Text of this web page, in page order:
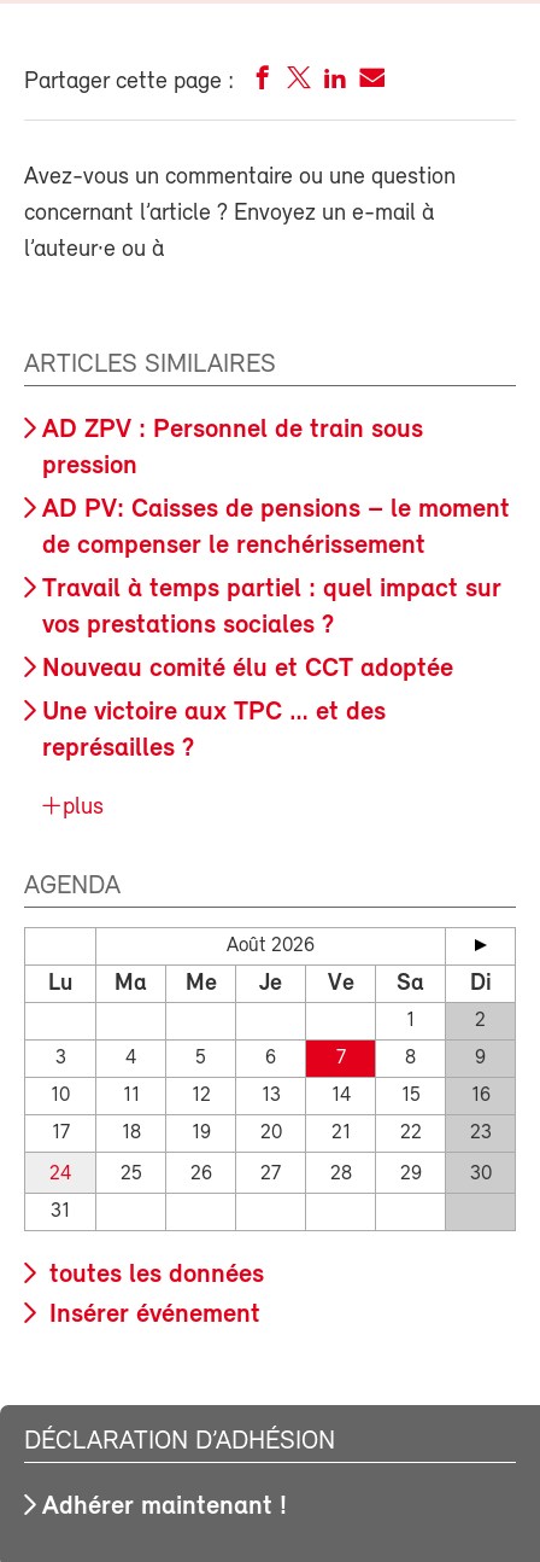
Partager cette page :
Avez-vous un commentaire ou une question
concernant l’article ? Envoyez un e-mail à
l’auteur·e ou à
ARTICLES SIMILAIRES
AD ZPV : Personnel de train sous
pression
AD PV: Caisses de pensions – le moment
de compenser le renchérissement
Travail à temps partiel : quel impact sur
vos prestations sociales ?
Nouveau comité élu et CCT adoptée
Une victoire aux TPC … et des
représailles ?
plus
AGENDA
Août 2026
Lu Ma Me Je Ve Sa Di
1
2
3
4 5 6 7 8
9
10
11 12 13 14 15
16
17
18 19 20 21 22
23
24
25 26 27 28 29
30
31
toutes les données
Insérer événement
DÉCLARATION D’ADHÉSION
Adhérer maintenant !